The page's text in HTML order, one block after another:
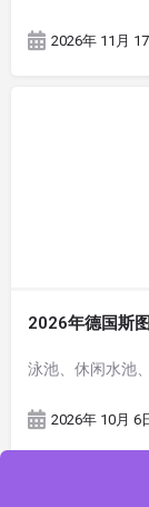
2026年 11月
2026年德国斯
泳池、休闲水池
2026年 10月 6